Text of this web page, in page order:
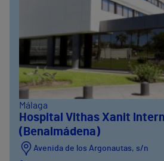
Málaga
Hospital Vithas Xanit
(Benalmádena)
Avenida de los Argonautas, s/n